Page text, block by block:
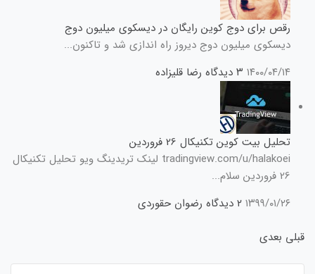
رقص برای دوج کوین رایگان در دیسکوی میلیون دوج
دیسکوی میلیون دوج دیروز راه اندازی شد و تاکنون...
۱۴۰۰/۰۴/۱۴ ۳ دیدگاه رضا قلیزاده
تحلیل بیت کوین تکنیکال 26 فروردین
tradingview.com/u/halakoei لینک تریدینگ ویو تحلیل تکنیکال
26 فروردین سلام...
۱۳۹۹/۰۱/۲۶ ۲ دیدگاه
رضوان حقوردی
قبلی بعدی